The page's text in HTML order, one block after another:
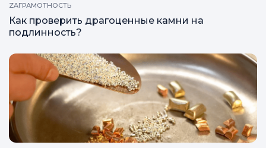
ZAГРАМОТНОСТЬ
Как проверить драгоценные камни на
подлинность?